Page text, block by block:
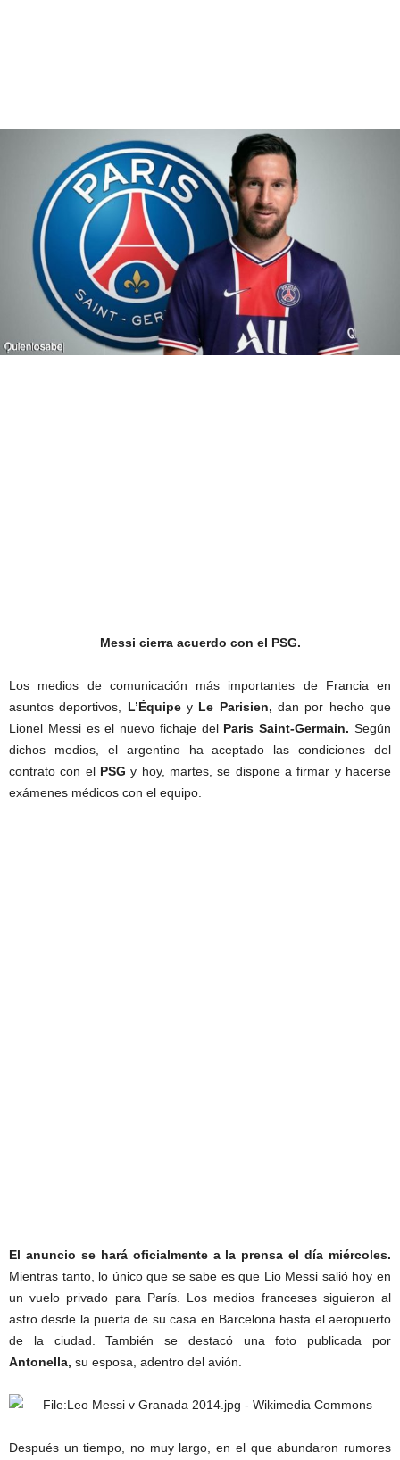
Messi cierra acuerdo con el PSG.
Los medios de comunicación más importantes de Francia en
asuntos deportivos, L’Équipey Le Parisien, dan por hecho que
Lionel Messi es el nuevo fichaje del Paris Saint-Germain. Según
dichos medios, el argentino ha aceptado las condiciones del
contrato con el PSG y hoy, martes, se dispone a firmar y hacerse
exámenes médicos con el equipo.
El anuncio se hará oficialmente a la prensa el día miércoles.
Mientras tanto, lo único que se sabe es que Lio Messi salió hoy en
un vuelo privado para París. Los medios franceses siguieron al
astro desde la puerta de su casa en Barcelona hasta el aeropuerto
de la ciudad. También se destacó una foto publicada por
Antonella, su esposa, adentro del avión.
Después un tiempo, no muy largo, en el que abundaron rumores